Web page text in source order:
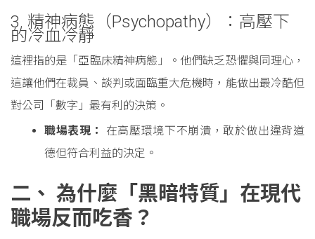
3. 精神病態（Psychopathy）：高壓下
的冷血冷靜
這裡指的是「亞臨床精神病態」。他們缺乏恐懼與同理心，
這讓他們在裁員、談判或面臨重大危機時，能做出最冷酷但
對公司「數字」最有利的決策。
職場表現：
在高壓環境下不崩潰，敢於做出違背道
德但符合利益的決定。
二、 為什麼「黑暗特質」在現代
職場反而吃香？